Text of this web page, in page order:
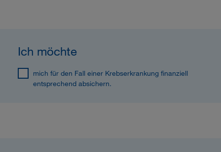
Ich möchte
mich für den Fall einer Krebserkrankung finanziell
entsprechend absichern.